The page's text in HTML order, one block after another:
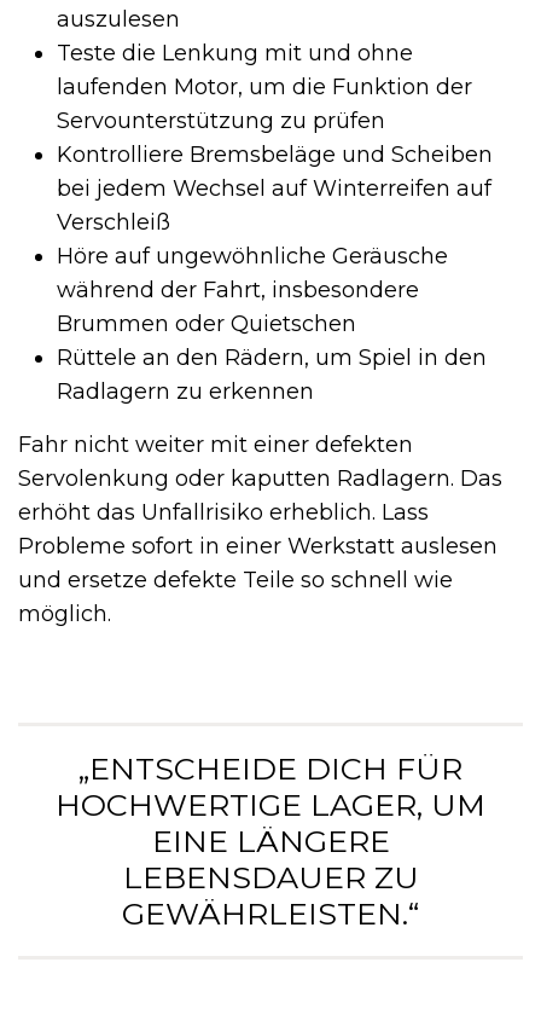
auszulesen
Teste die Lenkung mit und ohne
laufenden Motor, um die Funktion der
Servounterstützung zu prüfen
Kontrolliere Bremsbeläge und Scheiben
bei jedem Wechsel auf Winterreifen auf
Verschleiß
Höre auf ungewöhnliche Geräusche
während der Fahrt, insbesondere
Brummen oder Quietschen
Rüttele an den Rädern, um Spiel in den
Radlagern zu erkennen
Fahr nicht weiter mit einer defekten
Servolenkung oder kaputten Radlagern. Das
erhöht das Unfallrisiko erheblich. Lass
Probleme sofort in einer Werkstatt auslesen
und ersetze defekte Teile so schnell wie
möglich.
„ENTSCHEIDE DICH FÜR
HOCHWERTIGE LAGER, UM
EINE LÄNGERE
LEBENSDAUER ZU
GEWÄHRLEISTEN.“